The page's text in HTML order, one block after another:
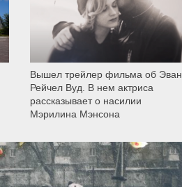
Вышел трейлер фильма об Эван
Рейчел Вуд. В нем актриса
рассказывает о насилии
Мэрилина Мэнсона